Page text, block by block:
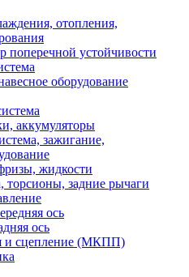
отопления,
поперечной устойчивости
оборудование
аккумуляторы
зажигание,
жидкости
торсионы, задние рычаги
ось
ось
и сцепление (МКПП)